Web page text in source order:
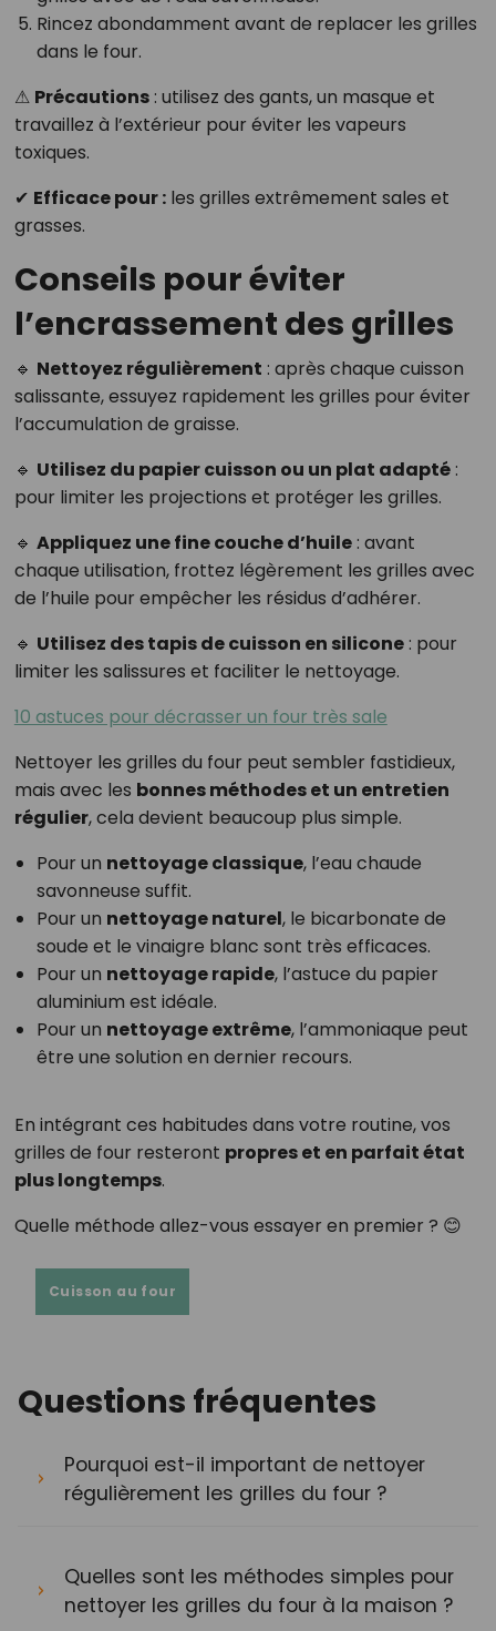
Rincez abondamment avant de replacer les grilles
dans le four.
⚠ Précautions: utilisez des gants, un masque et
travaillez à l’extérieur pour éviter les vapeurs
toxiques.
✔ Efficace pour :les grilles extrêmement sales et
grasses.
Conseils pour éviter
l’encrassement des grilles
🔹 Nettoyez régulièrement : après chaque cuisson
salissante, essuyez rapidement les grilles pour éviter
l’accumulation de graisse.
🔹 Utilisez du papier cuisson ou un plat adapté:
pour limiter les projections et protéger les grilles.
🔹 Appliquez une fine couche d’huile: avant
chaque utilisation, frottez légèrement les grilles avec
de l’huile pour empêcher les résidus d’adhérer.
🔹 Utilisez des tapis de cuisson en silicone: pour
limiter les salissures et faciliter le nettoyage.
10 astuces pour décrasser un four très sale
Nettoyer les grilles du four peut sembler fastidieux,
mais avec les bonnes méthodes et un entretien
régulier, cela devient beaucoup plus simple.
Pour un nettoyage classique, l’eau chaude
savonneuse suffit.
Pour un nettoyage naturel, le bicarbonate de
soude et le vinaigre blanc sont très efficaces.
Pour un nettoyage rapide, l’astuce du papier
aluminium est idéale.
Pour un nettoyage extrême, l’ammoniaque peut
être une solution en dernier recours.
En intégrant ces habitudes dans votre routine, vos
grilles de four resteront propres et en parfait état
plus longtemps.
Quelle méthode allez-vous essayer en premier ? 😊
Cuisson au four
Questions fréquentes
Pourquoi est-il important de nettoyer
régulièrement les grilles du four ?
Quelles sont les méthodes simples pour
nettoyer les grilles du four à la maison ?